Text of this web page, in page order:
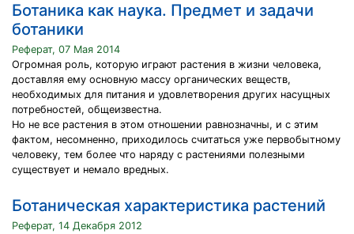
Ботаника как наука. Предмет и задачи
ботаники
Реферат, 07 Мая 2014
Огромная роль, которую играют растения в жизни человека,
доставляя ему основную массу органических веществ,
необходимых для питания и удовлетворения других насущных
потребностей, общеизвестна.
Но не все растения в этом отношении равнозначны, и с этим
фактом, несомненно, приходилось считаться уже первобытному
человеку, тем более что наряду с растениями полезными
существует и немало вредных.
Ботаническая характеристика растений
Реферат, 14 Декабря 2012